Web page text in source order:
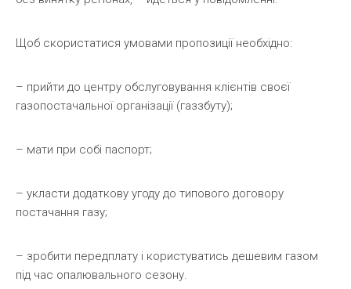
Щоб скористатися умовами пропозиції необхідно:
– прийти до центру обслуговування клієнтів своєї
газопостачальної організації (газзбуту);
– мати при собі паспорт;
– укласти додаткову угоду до типового договору
постачання газу;
– зробити передплату і користуватись дешевим газом
під час опалювального сезону.